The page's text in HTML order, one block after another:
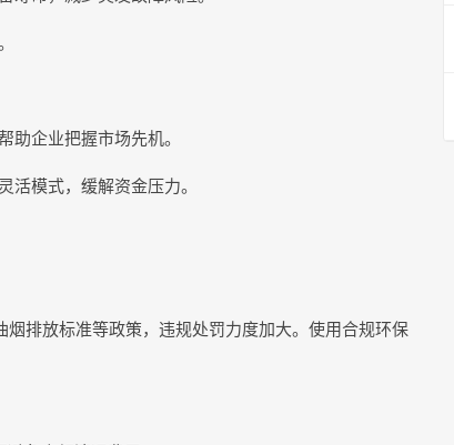
企业把握市场先机。
模式，缓解资金压力。
排放标准等政策，违规处罚力度加大。使用合规环保